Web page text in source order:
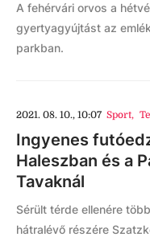
A fehérvári orvos a
gyertyagyújtást az
parkban.
2021. 08. 10., 10:07 Sport,
Ingyenes
Haleszban és a
Tavaknál
Sérült térde ellenére
hátralévő részére